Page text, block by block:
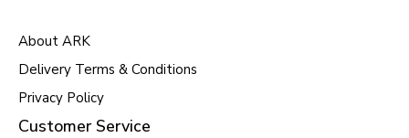
About ARK
Delivery Terms & Conditions
Privacy Policy
Customer Service